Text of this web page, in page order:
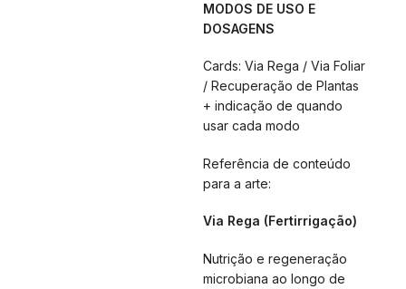
MODOS DE USO E
DOSAGENS
Cards: Via Rega / Via Foliar
/ Recuperação de Plantas
+ indicação de quando
usar cada modo
Referência de conteúdo
para a arte:
Via Rega (Fertirrigação)
Nutrição e regeneração
microbiana ao longo de